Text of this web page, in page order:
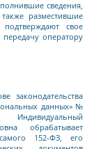
сведения,
разместившие
свое
оператору
законодательства
данных» №
Индивидуальный
обрабатывает
152-ФЗ, его